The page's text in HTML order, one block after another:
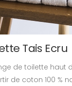
Tais Ecru
de toilette haut
de coton 100 %